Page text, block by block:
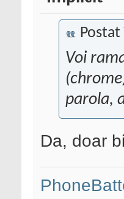
Voi
parola,
Da, doar